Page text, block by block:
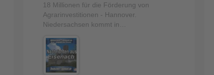
18 Millionen für die Förderung von
Agrarinvestitionen - Hannover.
Niedersachsen kommt in…